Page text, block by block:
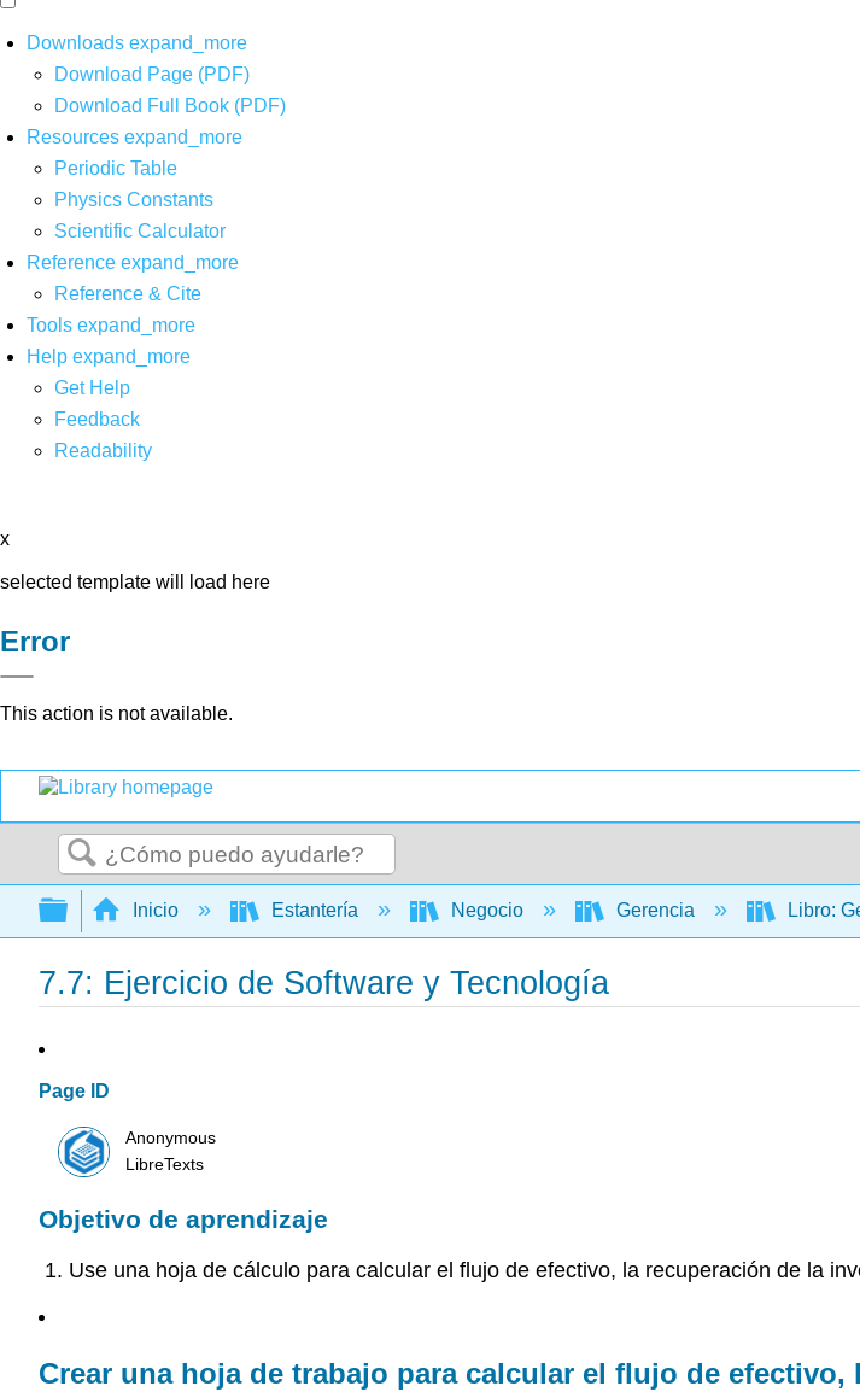
Downloads expand_more
Download Page (PDF)
Download Full Book (PDF)
Resources expand_more
Periodic Table
Physics Constants
Scientific Calculator
Reference expand_more
Reference & Cite
Tools expand_more
Help expand_more
Get Help
Feedback
Readability
x
selected template will load here
Error
This action is not available.
Buscar
Expandir/contraer jerarquía global
Inicio Estantería Negocio Gerencia Libro:
7.7: Ejercicio de Software y Tecnología
Page ID
Anonymous
LibreTexts
Objetivo de aprendizaje
Use una hoja de cálculo para calcular el flujo de efectivo, la recuperación de la
Crear una hoja de trabajo para calcular el flujo de efectivo,